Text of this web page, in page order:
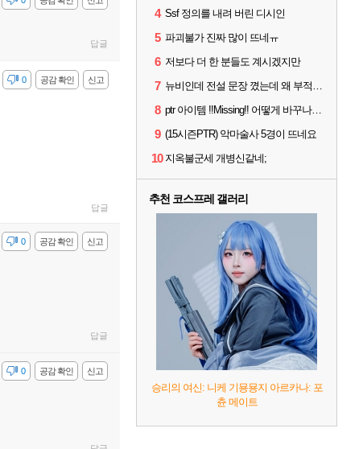
답글
신고
공감 확인
0
답글
신고
공감 확인
0
답글
신고
공감 확인
0
4 Ssf 정의를 내려 버린 디시인
5 파괴불가 진짜 많이 뜨네ㅠ
6 저보다 더 한 분들도 계시겠지만
7 뉴비인데 전설 문장 꼈는데 왜 부적 3개밖에 못낌?
8 ptr 아이템 !!Missing!! 어떻게 바꾸나요 ㅠ
9 (15시즌PTR) 악마술사 5경이 뜨네요
10 지옥불군세 개병신같네;
추천 코스프레 갤러리
승리의 여신: 니케 기묭묭지 아르카나: 포
츈 메이트